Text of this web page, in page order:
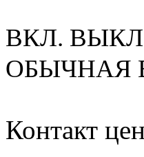
ВКЛ.
ОБЫЧНАЯ
Контакт